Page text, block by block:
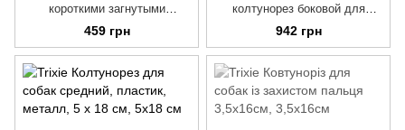
короткими загнутыми
зубчиками, металлический с
пластиковой ручкой, 18 см
459 грн
колтунорез боковой для
кошек и собак
942 грн